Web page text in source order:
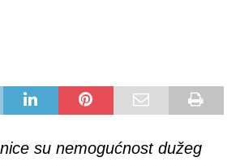
su nemogućnost dužeg